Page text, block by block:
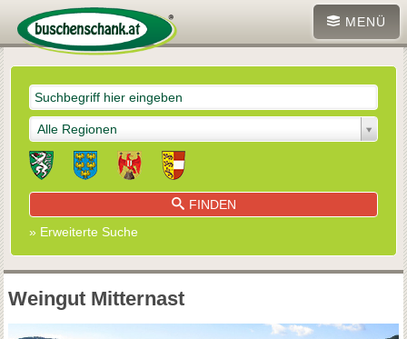
MENÜ
Alle Regionen
FINDEN
» Erweiterte Suche
Weingut Mitternast